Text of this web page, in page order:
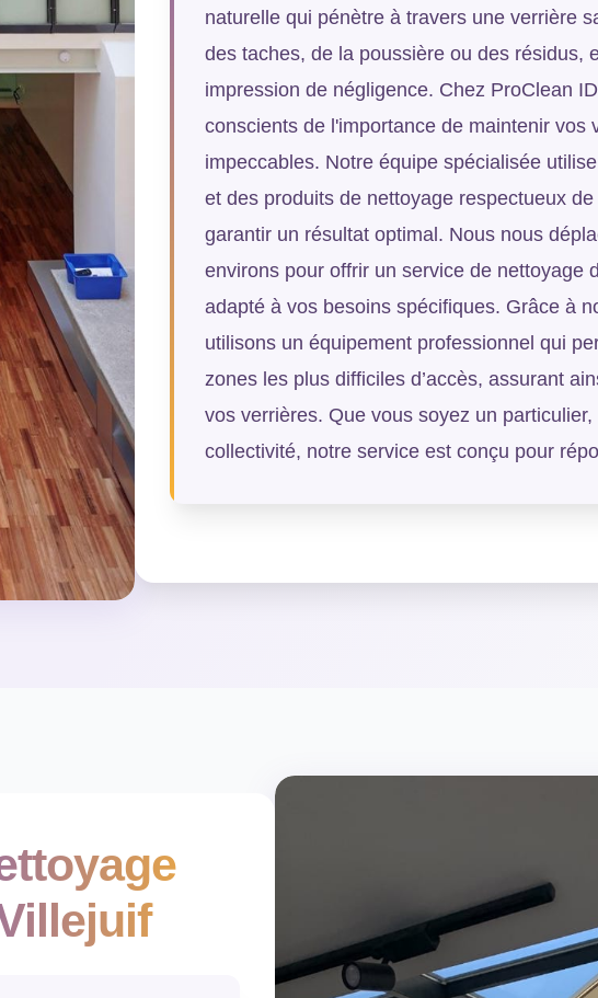
naturelle qui pénètre à travers une verrière
des taches, de la poussière ou des résidus,
impression de négligence. Chez ProClean
conscients de l'importance de maintenir vos
impeccables. Notre équipe spécialisée
et des produits de nettoyage respectueux
garantir un résultat optimal. Nous nous
environs pour offrir un service de nettoyage
adapté à vos besoins spécifiques. Grâce à
utilisons un équipement professionnel qui
zones les plus difficiles d’accès, assurant
vos verrières. Que vous soyez un
collectivité, notre service est conçu pour